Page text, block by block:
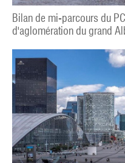
Bilan de mi-parcours du
d'aglomération du grand